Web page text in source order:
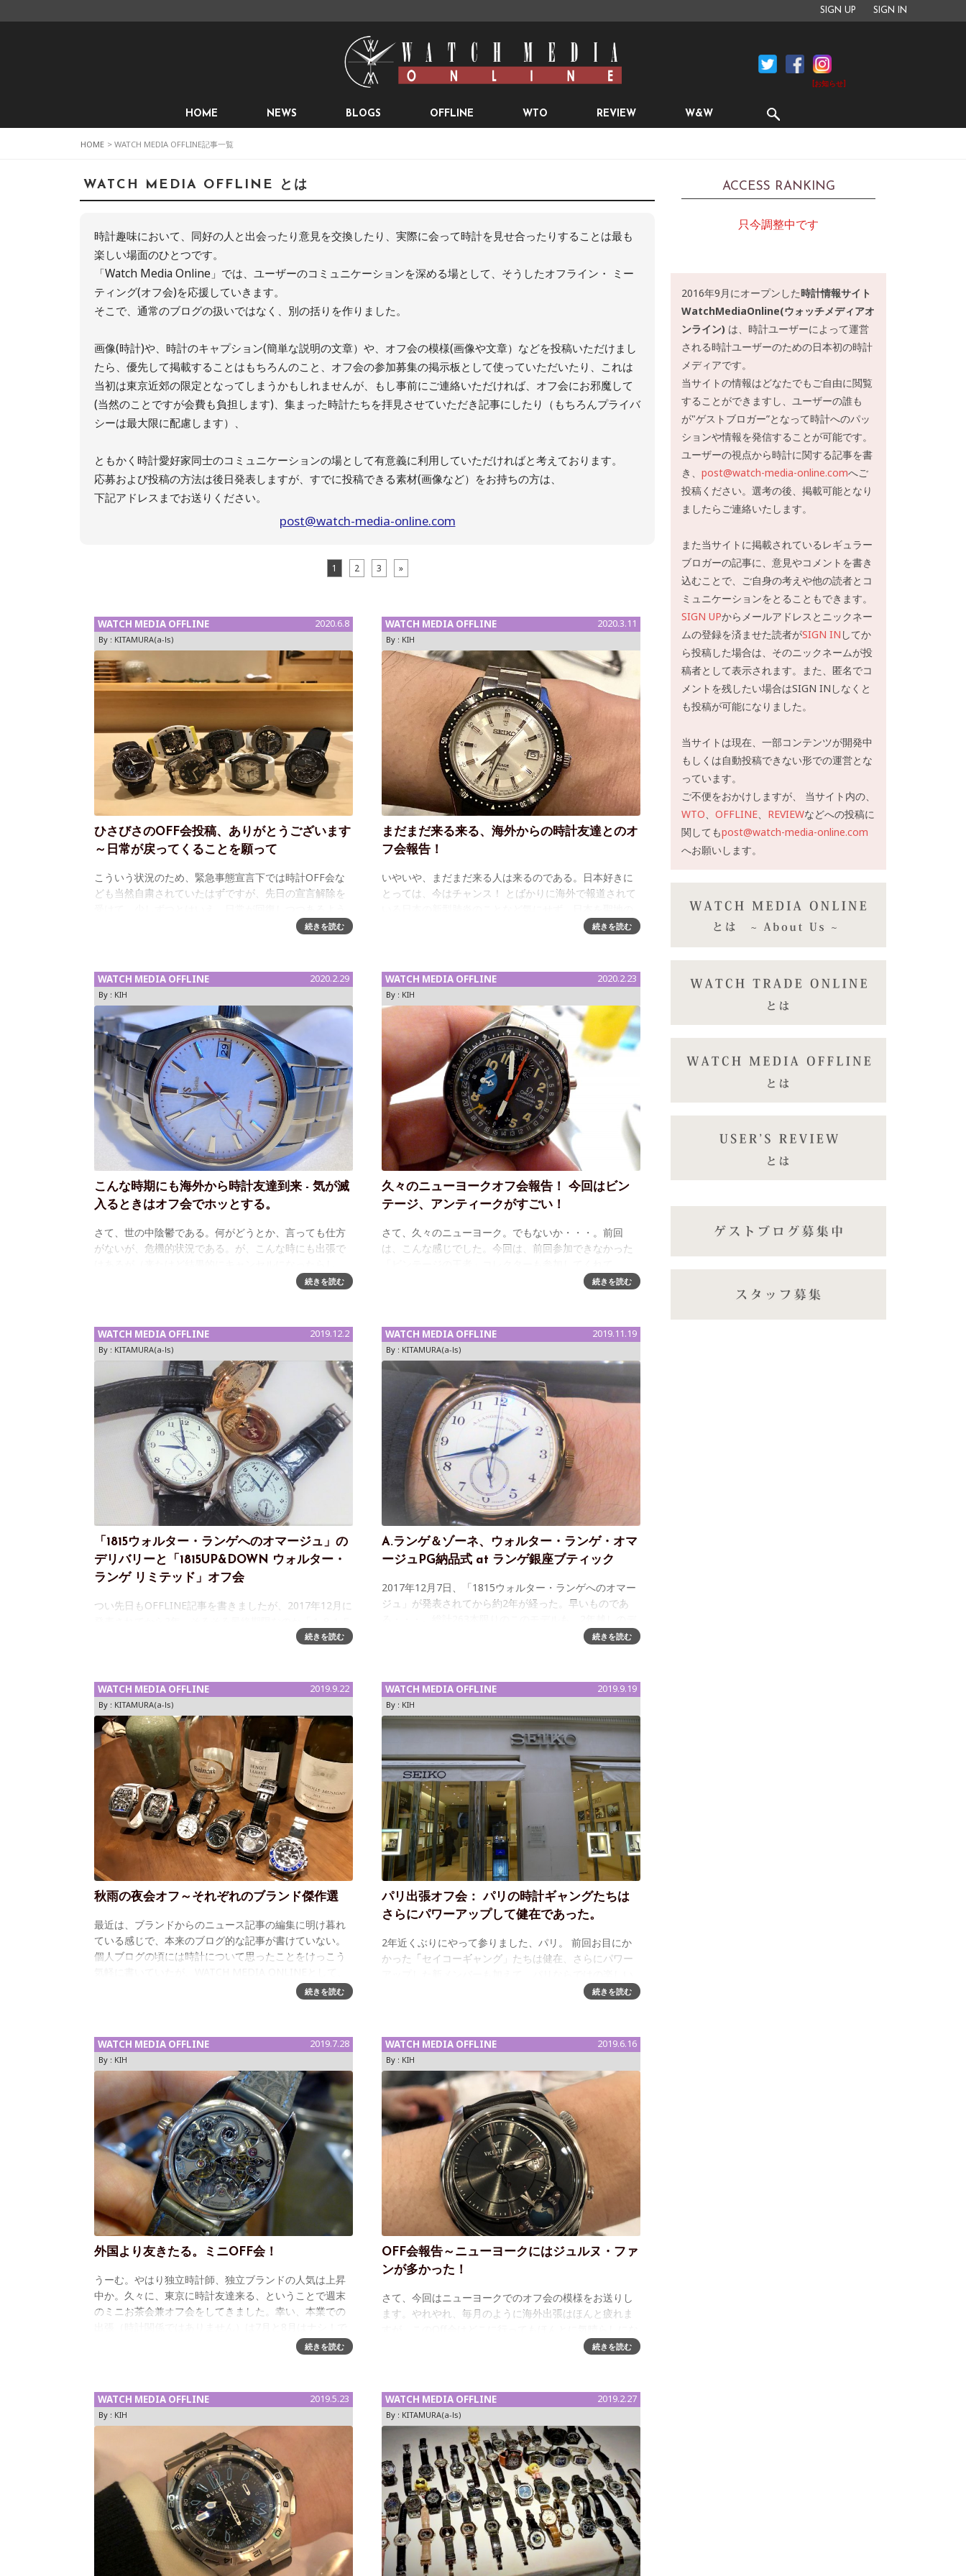
SIGN UP SIGN IN
[お知らせ]
HOME NEWS BLOGS OFFLINE WTO REVIEW W&W
HOME > WATCH MEDIA OFFLINE記事一覧
WATCH MEDIA OFFLINE とは
時計趣味において、同好の人と出会ったり意見を交換したり、実際に会って時計を見せ合ったりすることは最も
楽しい場面のひとつです。
「Watch Media Online」では、ユーザーのコミュニケーションを深める場として、そうしたオフライン・ ミー
ティング(オフ会)を応援していきます。
そこで、通常のブログの扱いではなく、別の括りを作りました。
画像(時計)や、時計のキャプション(簡単な説明の文章）や、オフ会の模様(画像や文章）などを投稿いただけまし
たら、優先して掲載することはもちろんのこと、オフ会の参加募集の掲示板として使っていただいたり、これは
当初は東京近郊の限定となってしまうかもしれませんが、もし事前にご連絡いただければ、オフ会にお邪魔して
(当然のことですが会費も負担します)、集まった時計たちを拝見させていただき記事にしたり（もちろんプライバ
シーは最大限に配慮します）、
ともかく時計愛好家同士のコミュニケーションの場として有意義に利用していただければと考えております。
応募および投稿の方法は後日発表しますが、すでに投稿できる素材(画像など）をお持ちの方は、
下記アドレスまでお送りください。
post@watch-media-online.com
1 2 3 »
WATCH MEDIA OFFLINE 2020.6.8
By : KITAMURA(a-ls)
ひさびさのOFF会投稿、ありがとうございます
～日常が戻ってくることを願って
こういう状況のため、緊急事態宣言下では時計OFF会な
ども当然自粛されていたはずですが、先日の宣言解除を
です。WATCH MEDIA "OFF"LINEにも久しぶりの投稿
続きを読む
WATCH MEDIA OFFLINE 2020.3.11
By : KIH
まだまだ来る来る、海外からの時計友達とのオ
フ会報告！
いやいや、まだまだ来る人は来るのである。日本好きに
とっては、今はチャンス！ とばかりに海外で報道されて
ように思って来てくれちゃうんですねえ。前回のWATCH
続きを読む
WATCH MEDIA OFFLINE 2020.2.29
By : KIH
こんな時期にも海外から時計友達到来 - 気が滅
入るときはオフ会でホッとする。
さて、世の中陰鬱である。何がどうとか、言っても仕方
がないが、危機的状況である。が、こんな時にも出張で
い）、遠くオーストラリアから時計友達が来ていた。日
続きを読む
WATCH MEDIA OFFLINE 2020.2.23
By : KIH
久々のニューヨークオフ会報告！ 今回はビン
テージ、アンティークがすごい！
さて、久々のニューヨーク。でもないか・・・。前回
は、こんな感じでした。今回は、前回参加できなかった
（はっきり言って私にはそこまで知識が及ばない）大量
続きを読む
WATCH MEDIA OFFLINE 2019.12.2
By : KITAMURA(a-ls)
「1815ウォルター・ランゲへのオマージュ」の
デリバリーと「1815UP&DOWN ウォルター・
ランゲ リミテッド」オフ会
つい先日もOFFLINE記事を書きましたが、2017年12月に
ウォルター・ランゲへのオマージュ」のデリバリーがピ
続きを読む
WATCH MEDIA OFFLINE 2019.11.19
By : KITAMURA(a-ls)
A.ランゲ＆ゾーネ、ウォルター・ランゲ・オマ
ージュPG納品式 at ランゲ銀座ブティック
2017年12月7日、「1815ウォルター・ランゲへのオマー
ジュ」が発表されてから約2年が経った。早いものであ
リヴァリーをそろそろ終えようとしている。世界中から
続きを読む
WATCH MEDIA OFFLINE 2019.9.22
By : KITAMURA(a-ls)
秋雨の夜会オフ～それぞれのブランド傑作選
最近は、ブランドからのニュース記事の編集に明け暮れ
ている感じで、本来のブログ的な記事が書けていない。
個人ブログの頃には時計について思ったことをけっこう
続きを読む
WATCH MEDIA OFFLINE 2019.9.19
By : KIH
パリ出張オフ会： パリの時計ギャングたちは
さらにパワーアップして健在であった。
2年近くぶりにやって参りました、パリ。 前回お目にか
かった「セイコーギャング」たちは健在、さらにパワー
GTG、オフ会をやってきました。ちなみに、皆さん私が
続きを読む
WATCH MEDIA OFFLINE 2019.7.28
By : KIH
外国より友きたる。ミニOFF会！
うーむ。やはり独立時計師、独立ブランドの人気は上昇
中か。久々に、東京に時計友達来る、ということで週末
のミニお茶会兼オフ会をしてきました。幸い、本業での
続きを読む
WATCH MEDIA OFFLINE 2019.6.16
By : KIH
OFF会報告～ニューヨークにはジュルヌ・ファ
ンが多かった！
さて、今回はニューヨークでのオフ会の模様をお送りし
ます。やれやれ、毎月のように海外出張はほんと疲れま
って楽しいです。特に、ニューヨークは以前長い間住ん
続きを読む
WATCH MEDIA OFFLINE 2019.5.23
By : KIH
WATCH MEDIA OFFLINE 2019.2.27
By : KITAMURA(a-ls)
ACCESS RANKING
只今調整中です
2016年9月にオープンした時計情報サイト
WatchMediaOnline(ウォッチメディアオ
ンライン) は、時計ユーザーによって運営
される時計ユーザーのための日本初の時計
メディアです。
当サイトの情報はどなたでもご自由に閲覧
することができますし、ユーザーの誰も
が"ゲストブロガー”となって時計へのパッ
ションや情報を発信することが可能です。
ユーザーの視点から時計に関する記事を書
き、 post@watch-media-online.comへご
投稿ください。選考の後、掲載可能となり
ましたらご連絡いたします。
また当サイトに掲載されているレギュラー
ブロガーの記事に、意見やコメントを書き
込むことで、ご自身の考えや他の読者とコ
ミュニケーションをとることもできます。
SIGN UPからメールアドレスとニックネー
ムの登録を済ませた読者がSIGN IN してか
ら投稿した場合は、そのニックネームが投
稿者として表示されます。また、匿名でコ
メントを残したい場合はSIGN INしなくと
も投稿が可能になりました。
当サイトは現在、一部コンテンツが開発中
もしくは自動投稿できない形での運営とな
っています。
ご不便をおかけしますが、 当サイト内の、
WTO
OFFLINE REVIEWなどへの投稿に
関してもpost@watch-media-online.com
へお願いします。